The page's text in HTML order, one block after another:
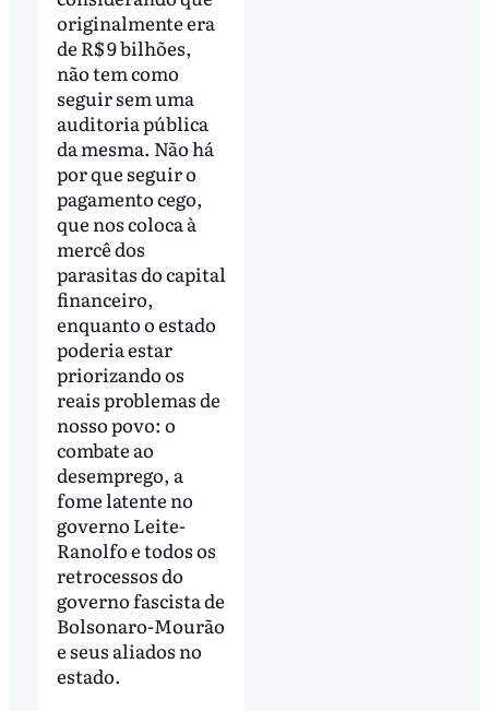
originalmente era
de R$ 9 bilhões,
não tem como
seguir sem uma
auditoria pública
da mesma. Não há
por que seguir o
pagamento cego,
que nos coloca à
mercê dos
parasitas do capital
financeiro,
enquanto o estado
poderia estar
priorizando os
reais problemas de
nosso povo: o
combate ao
desemprego, a
fome latente no
governo Leite-
Ranolfo e todos os
retrocessos do
governo fascista de
Bolsonaro-Mourão
e seus aliados no
estado.